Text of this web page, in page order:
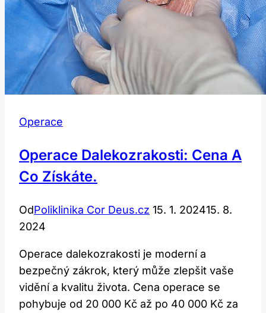
Operace
Operace Dalekozrakosti: Cena A
Co Získáte.
OdPoliklinika Cor Deus.cz 15. 1. 202415. 8.
2024
Operace dalekozrakosti je moderní a
bezpečný zákrok, který může zlepšit vaše
vidění a kvalitu života. Cena operace se
pohybuje od 20 000 Kč až po 40 000 Kč za